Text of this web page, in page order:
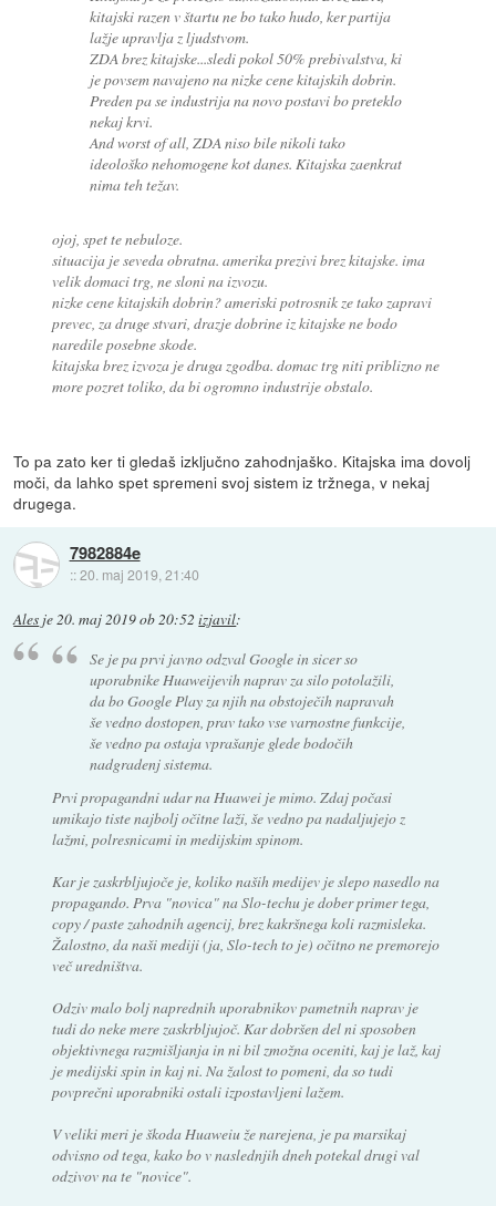
kitajski razen v štartu ne bo tako hudo, ker partija
lažje upravlja z ljudstvom.
ZDA brez kitajske...sledi pokol 50% prebivalstva, ki
je povsem navajeno na nizke cene kitajskih dobrin.
Preden pa se industrija na novo postavi bo preteklo
nekaj krvi.
And worst of all, ZDA niso bile nikoli tako
ideološko nehomogene kot danes. Kitajska zaenkrat
nima teh težav.
ojoj, spet te nebuloze.
situacija je seveda obratna. amerika prezivi brez kitajske. ima
velik domaci trg, ne sloni na izvozu.
nizke cene kitajskih dobrin? ameriski potrosnik ze tako zapravi
prevec, za druge stvari, drazje dobrine iz kitajske ne bodo
naredile posebne skode.
kitajska brez izvoza je druga zgodba. domac trg niti priblizno ne
more pozret toliko, da bi ogromno industrije obstalo.
To pa zato ker ti gledaš izključno zahodnjaško. Kitajska ima dovolj
moči, da lahko spet spremeni svoj sistem iz tržnega, v nekaj
drugega.
7982884e
::20. maj 2019, 21:40
Ales je20. maj 2019 ob 20:52 izjavil:
Se je pa prvi javno odzval Google in sicer so
uporabnike Huaweijevih naprav za silo potolažili,
da bo Google Play za njih na obstoječih napravah
še vedno dostopen, prav tako vse varnostne funkcije,
še vedno pa ostaja vprašanje glede bodočih
nadgradenj sistema.
Prvi propagandni udar na Huawei je mimo. Zdaj počasi
umikajo tiste najbolj očitne laži, še vedno pa nadaljujejo z
lažmi, polresnicami in medijskim spinom.
Kar je zaskrbljujoče je, koliko naših medijev je slepo nasedlo na
propagando. Prva "novica" na Slo-techu je dober primer tega,
copy / paste zahodnih agencij, brez kakršnega koli razmisleka.
Žalostno, da naši mediji (ja, Slo-tech to je) očitno ne premorejo
več uredništva.
Odziv malo bolj naprednih uporabnikov pametnih naprav je
tudi do neke mere zaskrbljujoč. Kar dobršen del ni sposoben
objektivnega razmišljanja in ni bil zmožna oceniti, kaj je laž, kaj
je medijski spin in kaj ni. Na žalost to pomeni, da so tudi
povprečni uporabniki ostali izpostavljeni lažem.
V veliki meri je škoda Huaweiu že narejena, je pa marsikaj
odvisno od tega, kako bo v naslednjih dneh potekal drugi val
odzivov na te "novice".